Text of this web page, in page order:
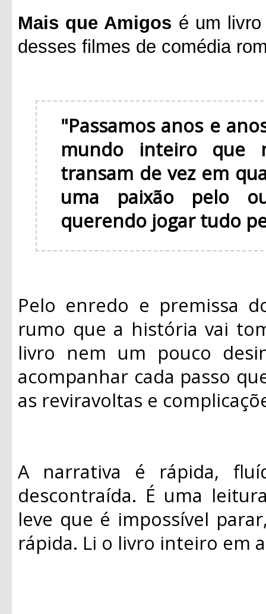
Mais que Amigos é um
desses filmes de comédia
"Passamos anos e
mundo inteiro que
transam de vez em
uma paixão pelo
querendo jogar tudo
Pelo enredo e premissa
rumo que a história vai
livro nem um pouco
acompanhar cada passo
as reviravoltas e
A narrativa é rápida,
descontraída. É uma
leve que é impossível
rápida. Li o livro inteiro em